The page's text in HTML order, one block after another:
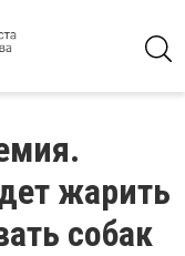
жарить
собак